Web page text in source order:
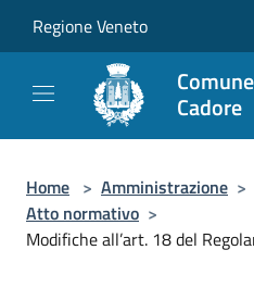
Regione Veneto
Cadore
Home > Amministrazione >
Atto normativo >
Modifiche all’art. 18 del